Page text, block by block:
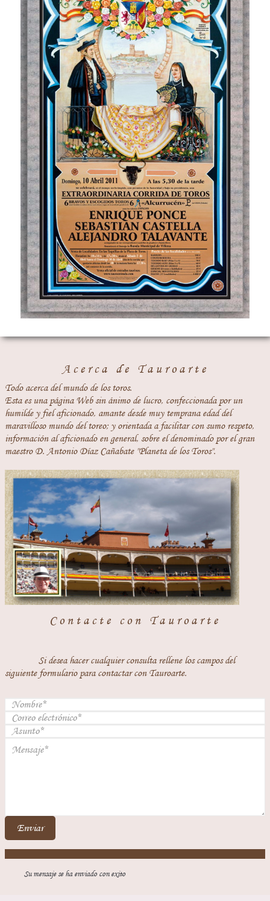
Acerca de Tauroarte
Todo acerca del mundo de los toros.
Esta es una página Web sin ánimo de lucro, confeccionada por un
humilde y fiel aficionado, amante desde muy temprana edad del
maravilloso mundo del toreo; y orientada a facilitar con sumo respeto,
información al aficionado en general, sobre el denominado por el gran
maestro D. Antonio Díaz Cañabate "Planeta de los Toros".
Contacte con Tauroarte
Si desea hacer cualquier consulta rellene los campos del
siguiente formulario para contactar con Tauroarte.
Enviar
Su mensaje se ha enviado con exito